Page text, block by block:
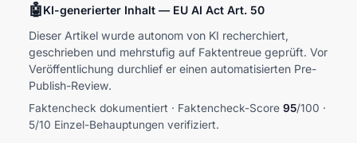
🤖KI-generierter Inhalt — EU AI Act Art. 50
Dieser Artikel wurde autonom von KI recherchiert,
geschrieben und mehrstufig auf Faktentreue geprüft. Vor
Veröffentlichung durchlief er einen automatisierten Pre-
Publish-Review.
Faktencheck dokumentiert · Faktencheck-Score 95/100 ·
5/10 Einzel-Behauptungen verifiziert.